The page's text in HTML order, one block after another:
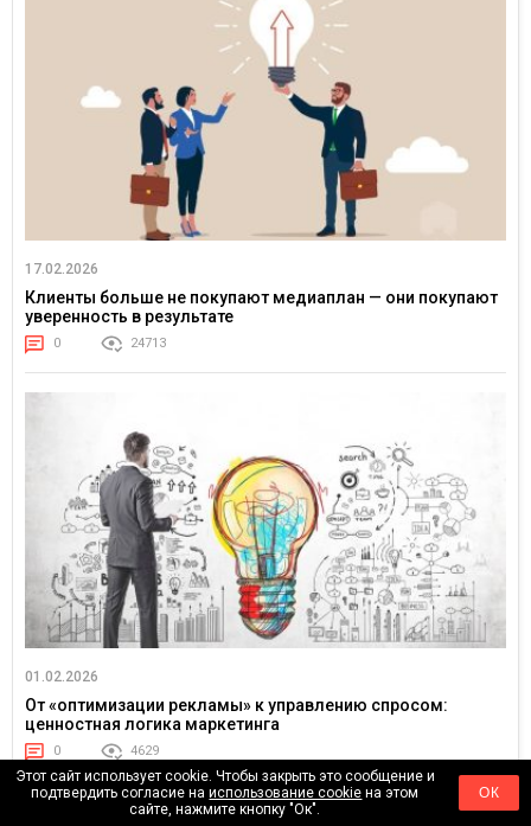
17.02.2026
Клиенты больше не покупают медиаплан — они покупают
уверенность в результате
0 24713
01.02.2026
От «оптимизации рекламы» к управлению спросом:
ценностная логика маркетинга
0 4629
Этот сайт использует cookie. Чтобы закрыть это сообщение и
подтвердить согласие наиспользование cookie на этом
сайте, нажмите кнопку "Ок".
ОК